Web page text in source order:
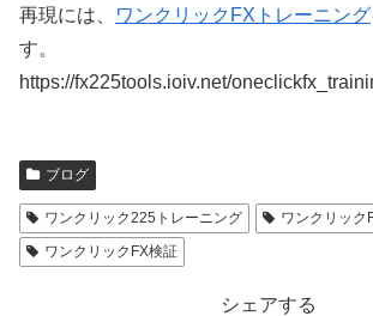
再現には、 ワンクリックFXトレーニング
す。
https://fx225tools.ioiv.net/
ブログ
ワンクリック225トレーニング
ワンクリック
ワンクリックFX検証
シェアする